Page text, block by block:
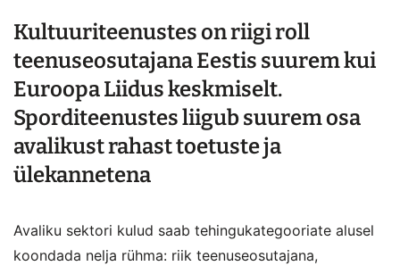
Kultuuriteenustes on riigi roll
teenuseosutajana Eestis suurem kui
Euroopa Liidus keskmiselt.
Sporditeenustes liigub suurem osa
avalikust rahast toetuste ja
ülekannetena
Avaliku sektori kulud saab tehingukategooriate alusel
koondada nelja rühma: riik teenuseosutajana,